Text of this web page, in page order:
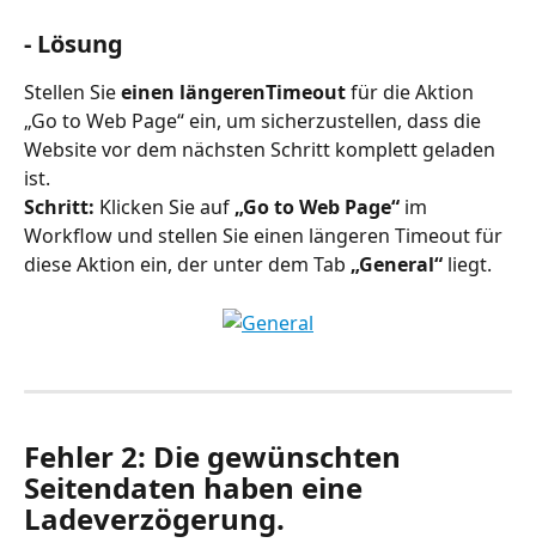
- Lösung
Stellen Sie einen längerenTimeout für die Aktion
„Go to Web Page“ ein, um sicherzustellen, dass die
Website vor dem nächsten Schritt komplett geladen
ist.
Schritt: Klicken Sie auf „Go to Web Page“ im
Workflow und stellen Sie einen längeren Timeout für
diese Aktion ein, der unter dem Tab „General“ liegt.
Fehler 2: Die gewünschten
Seitendaten haben eine
Ladeverzögerung.